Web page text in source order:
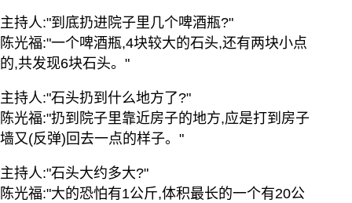
主持人:"到底扔进院子里几个啤酒瓶?"
陈光福:"一个啤酒瓶,4块较大的石头,还有两块小点
的,共发现6块石头。"
主持人:"石头扔到什么地方了?"
陈光福:"扔到院子里靠近房子的地方,应是打到房子
墙又(反弹)回去一点的样子。"
主持人:"石头大约多大?"
陈光福:"大的恐怕有1公斤,体积最长的一个有20公